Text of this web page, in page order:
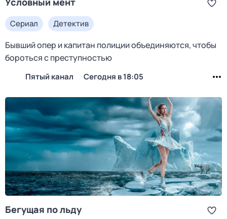
Сериал Детектив
Бывший опер и капитан полиции объединяются, чтобы
бороться с преступностью
Пятый канал Сегодня в 18:05
Бегущая по льду